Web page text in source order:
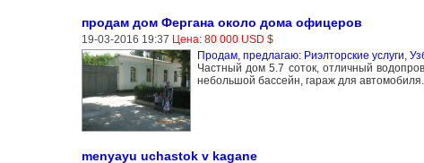
продам дом Фергана около дома офицеров
19-03-2016 19:37 Цена: 80 000 USD $
Продам, предлагаю: Риэлторские услуги,
Частный дом 5.7 соток, отличный
небольшой бассейн, гараж для
menyayu uchastok v kagane